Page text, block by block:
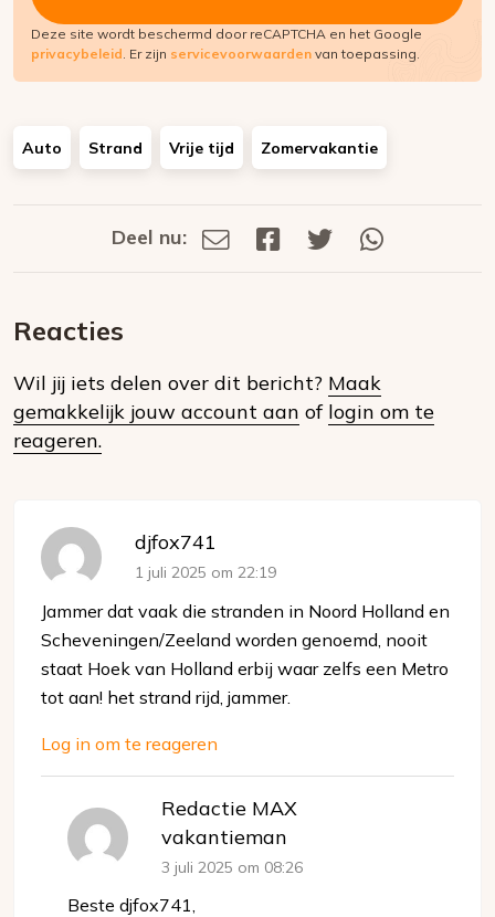
Deze site wordt beschermd door reCAPTCHA en het Google
privacybeleid. Er zijn servicevoorwaarden van toepassing.
Auto Strand Vrije tijd Zomervakantie
Deel
social
Deel nu:
Deel
Deel
Deel
Reacties
Wil jij iets delen over dit bericht? Maak
gemakkelijk jouw account aan of login om te
reageren.
djfox741
1 juli 2025 om 22:19
Jammer dat vaak die stranden in Noord Holland en
Scheveningen/Zeeland worden genoemd, nooit
staat Hoek van Holland erbij waar zelfs een Metro
tot aan! het strand rijd, jammer.
Log in om te reageren
Redactie MAX
vakantieman
3 juli 2025 om 08:26
Beste djfox741,